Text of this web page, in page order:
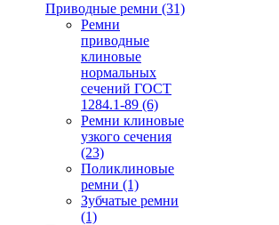
Приводные ремни (31)
Ремни
приводные
клиновые
нормальных
сечений ГОСТ
1284.1-89 (6)
Ремни клиновые
узкого сечения
(23)
Поликлиновые
ремни (1)
Зубчатые ремни
(1)